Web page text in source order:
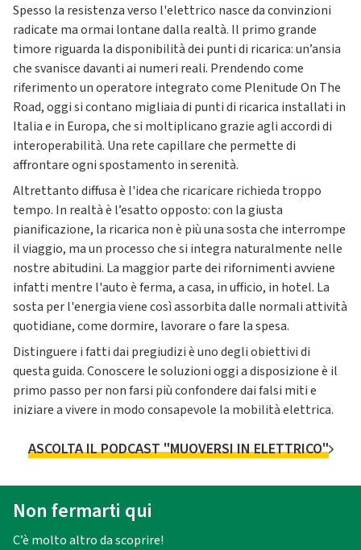
Spesso la resistenza verso l'elettrico nasce da convinzioni
radicate ma ormai lontane dalla realtà. Il primo grande
timore riguarda la disponibilità dei punti di ricarica: un’ansia
che svanisce davanti ai numeri reali. Prendendo come
riferimento un operatore integrato come Plenitude On The
Road, oggi si contano migliaia di punti di ricarica installati in
Italia e in Europa, che si moltiplicano grazie agli accordi di
interoperabilità. Una rete capillare che permette di
affrontare ogni spostamento in serenità.
Altrettanto diffusa è l'idea che ricaricare richieda troppo
tempo. In realtà è l’esatto opposto: con la giusta
pianificazione, la ricarica non è più una sosta che interrompe
il viaggio, ma un processo che si integra naturalmente nelle
nostre abitudini. La maggior parte dei rifornimenti avviene
infatti mentre l'auto è ferma, a casa, in ufficio, in hotel. La
sosta per l'energia viene così assorbita dalle normali attività
quotidiane, come dormire, lavorare o fare la spesa.
Distinguere i fatti dai pregiudizi è uno degli obiettivi di
questa guida. Conoscere le soluzioni oggi a disposizione è il
primo passo per non farsi più confondere dai falsi miti e
iniziare a vivere in modo consapevole la mobilità elettrica.
ASCOLTA IL PODCAST "MUOVERSI IN ELETTRICO"
Non fermarti qui
C’è molto altro da scoprire!